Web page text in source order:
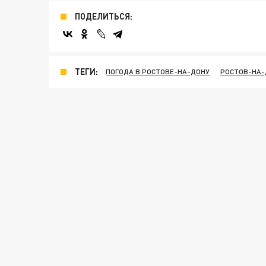
ПОДЕЛИТЬСЯ:
ТЕГИ: ПОГОДА В РОСТОВЕ-НА-ДОНУ РОСТОВ-